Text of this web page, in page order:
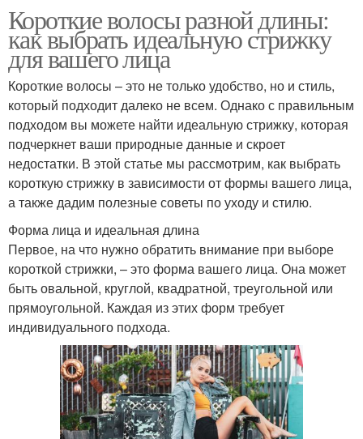
Короткие волосы разной длины:
как выбрать идеальную стрижку
для вашего лица
Короткие волосы – это не только удобство, но и стиль,
который подходит далеко не всем. Однако с правильным
подходом вы можете найти идеальную стрижку, которая
подчеркнет ваши природные данные и скроет
недостатки. В этой статье мы рассмотрим, как выбрать
короткую стрижку в зависимости от формы вашего лица,
а также дадим полезные советы по уходу и стилю.
Форма лица и идеальная длина
Первое, на что нужно обратить внимание при выборе
короткой стрижки, – это форма вашего лица. Она может
быть овальной, круглой, квадратной, треугольной или
прямоугольной. Каждая из этих форм требует
индивидуального подхода.